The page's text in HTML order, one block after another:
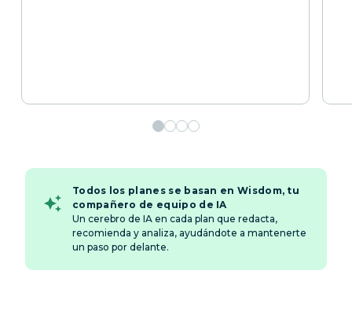
Todos los planes se basan en Wisdom, tu
compañero de equipo de IA
Un cerebro de IA en cada plan que redacta,
recomienda y analiza, ayudándote a mantenerte
un paso por delante.